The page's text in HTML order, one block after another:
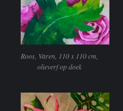
Roos, Varen, 110 x 110 cm,
olieverf op doek